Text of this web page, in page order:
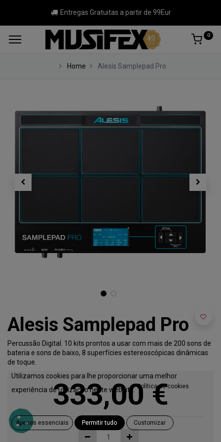
Entregas Gratuitas a partir de 99Eur
0
Home Alesis Samplepad Pro
Alesis Samplepad Pro
Percussão Digital. 10 kits prontos a usar com mais de 200 sons de
bateria e sons de baixo, 8 superfícies estereoscópicas dinâmicas
de toque.
333,00€
Utilizamos cookies para lhe proporcionar uma melhor
experiência de utilização neste website. Política de cookies
Apenas essenciais Permitir tudo Customizar